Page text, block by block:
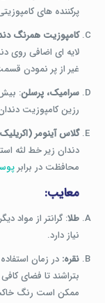
پرکننده های
کامپوزیت همرنگ
لایه ای اضافی روی
غیر از پر نمودن
سرامیک، پرسلن
رزین کامپوزیت
گلاس آینومر
دندان زیر خط لثه
محافظت در برابر
معایب:
طلا: گرانتر از
نیاز دارد.
نقره: در زمان
بتراشند تا فضای
ممکن است رنگ